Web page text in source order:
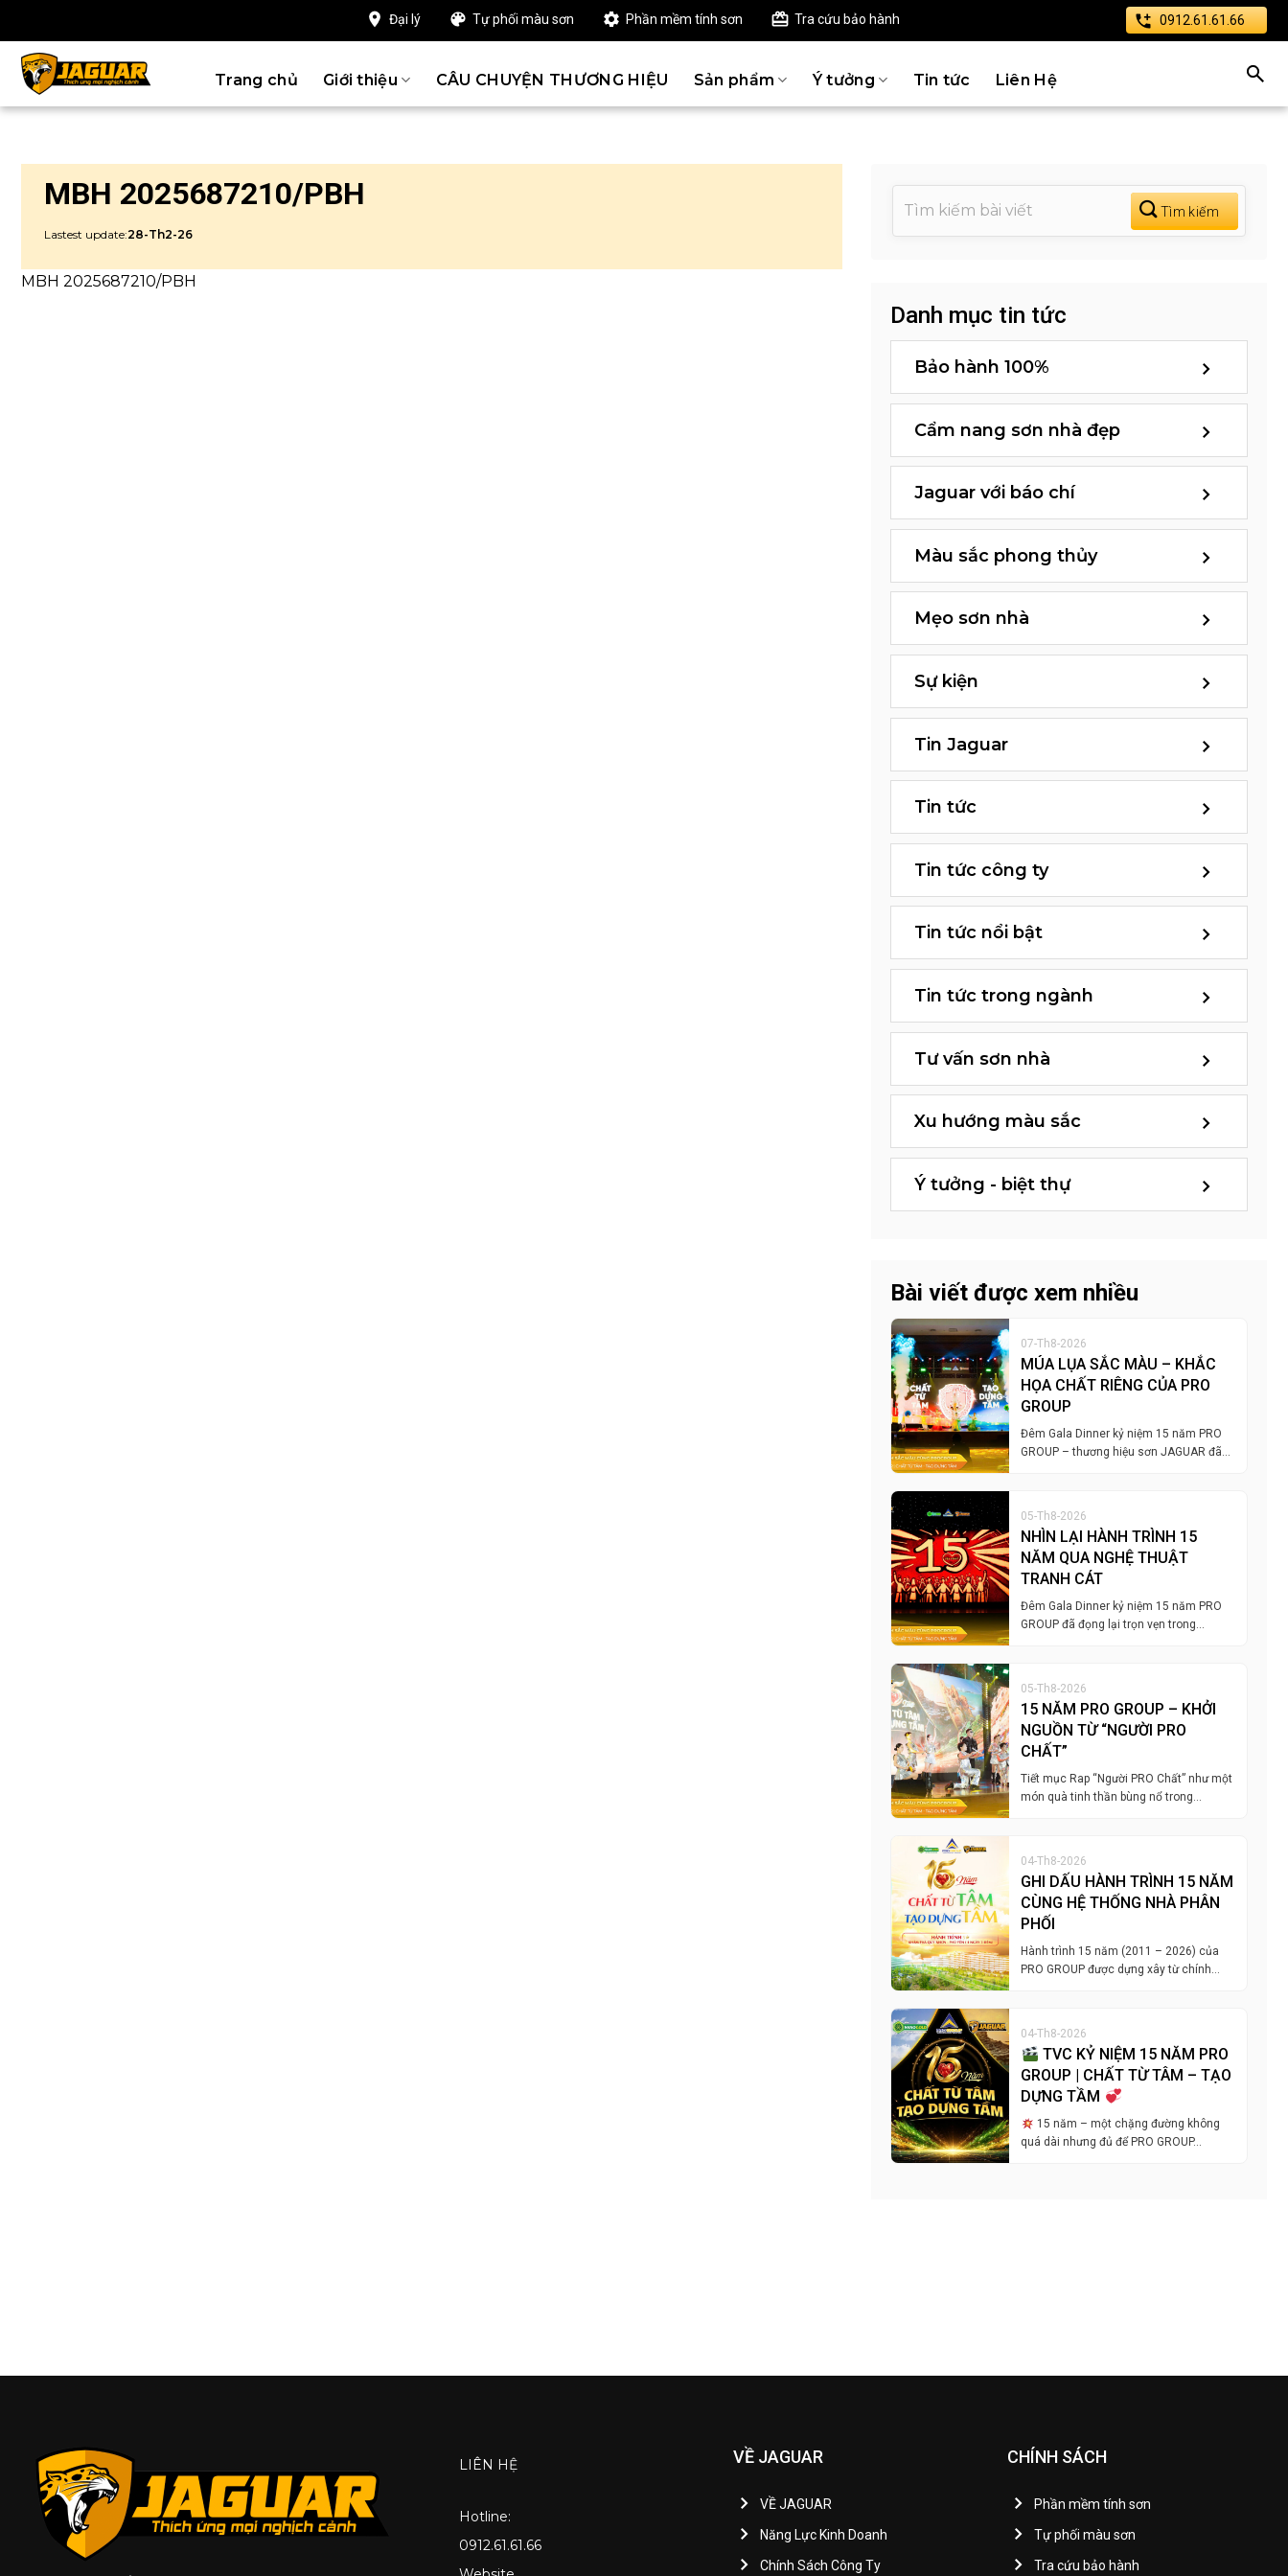
dung
Đại lý Tự phối màu sơn Phần mềm tính sơn Tra cứu bảo hành 0912.61.61.66
Trang chủ Giới thiệu CÂU CHUYỆN THƯƠNG HIỆU Sản phẩm Ý tưởng Tin tức Liên Hệ
MBH 2025687210/PBH
Lastest update:28-Th2-26
MBH 2025687210/PBH
Danh mục tin tức
Bảo hành 100%
Cẩm nang sơn nhà đẹp
Jaguar với báo chí
Màu sắc phong thủy
Mẹo sơn nhà
Sự kiện
Tin Jaguar
Tin tức
Tin tức công ty
Tin tức nổi bật
Tin tức trong ngành
Tư vấn sơn nhà
Xu hướng màu sắc
Ý tưởng - biệt thự
Bài viết được xem nhiều
07-Th8-2026
MÚA LỤA SẮC MÀU – KHẮC
HỌA CHẤT RIÊNG CỦA PRO
GROUP
Đêm Gala Dinner kỷ niệm 15 năm PRO
GROUP – thương hiệu sơn JAGUAR đã…
05-Th8-2026
NHÌN LẠI HÀNH TRÌNH 15
NĂM QUA NGHỆ THUẬT
TRANH CÁT
Đêm Gala Dinner kỷ niệm 15 năm PRO
GROUP đã đọng lại trọn vẹn trong…
05-Th8-2026
15 NĂM PRO GROUP – KHỞI
NGUỒN TỪ “NGƯỜI PRO
CHẤT”
Tiết mục Rap “Người PRO Chất” như một
món quà tinh thần bùng nổ trong…
04-Th8-2026
GHI DẤU HÀNH TRÌNH 15 NĂM
CÙNG HỆ THỐNG NHÀ PHÂN
PHỐI
Hành trình 15 năm (2011 – 2026) của
PRO GROUP được dựng xây từ chính…
04-Th8-2026
TVC KỶ NIỆM 15 NĂM PRO
GROUP | CHẤT TỪ TÂM – TẠO
DỰNG TẦM
15 năm – một chặng đường không
quá dài nhưng đủ để PRO GROUP…
LIÊN HỆ
Hotline:
0912.61.61.66
VỀ JAGUAR
VỀ JAGUAR
Năng Lực Kinh Doanh
Chính Sách Công Ty
CHÍNH SÁCH
Phần mềm tính sơn
Tự phối màu sơn
Tra cứu bảo hành